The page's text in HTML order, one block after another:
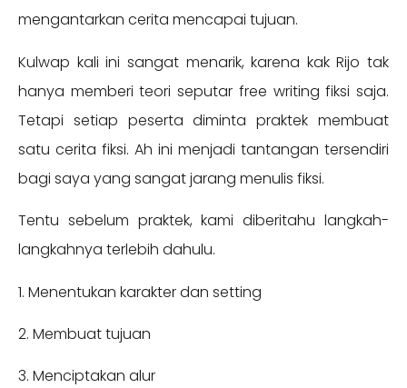
mengantarkan cerita mencapai tujuan.
Kulwap kali ini sangat menarik, karena kak Rijo tak
hanya memberi teori seputar free writing fiksi saja.
Tetapi setiap peserta diminta praktek membuat
satu cerita fiksi. Ah ini menjadi tantangan tersendiri
bagi saya yang sangat jarang menulis fiksi.
Tentu sebelum praktek, kami diberitahu langkah-
langkahnya terlebih dahulu.
1. Menentukan karakter dan setting
2. Membuat tujuan
3. Menciptakan alur